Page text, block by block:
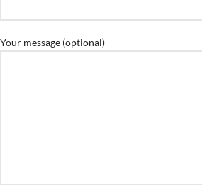
Your message (optional)